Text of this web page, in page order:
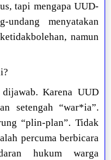
tapi mengapa UUD-
menyatakan
namun
Karena UUD
setengah “war*ia”.
“plin-plan”. Tidak
percuma berbicara
hukum warga